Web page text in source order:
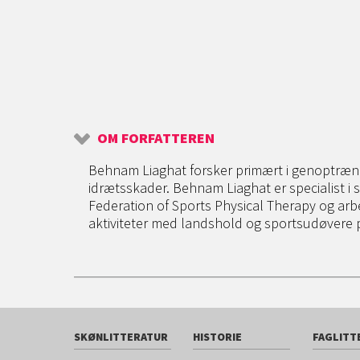
OM FORFATTEREN
Behnam Liaghat forsker primært i
idrætsskader. Behnam Liaghat er specialist
Federation of Sports Physical Therapy og
aktiviteter med landshold og sportsudøvere
SKØNLITTERATUR
HISTORIE